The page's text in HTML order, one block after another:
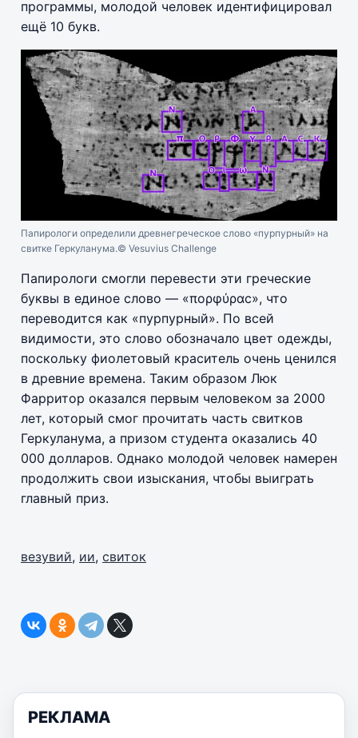
программы, молодой человек идентифицировал
ещё 10 букв.
Папирологи определили древнегреческое слово «пурпурный» на
свитке Геркуланума.© Vesuvius Challenge
Папирологи смогли перевести эти греческие
буквы в единое слово — «πορφύραc», что
переводится как «пурпурный». По всей
видимости, это слово обозначало цвет одежды,
поскольку фиолетовый краситель очень ценился
в древние времена. Таким образом Люк
Фарритор оказался первым человеком за 2000
лет, который смог прочитать часть свитков
Геркуланума, а призом студента оказались 40
000 долларов. Однако молодой человек намерен
продолжить свои изыскания, чтобы выиграть
главный приз.
везувий, ии, свиток
РЕКЛАМА